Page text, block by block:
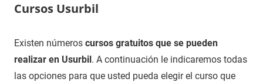
Cursos Usurbil
3
de
enero
Maria
Cursos
en
Gipuzkoa
Existen números cursos gratuitos que se pueden
realizar en Usurbil. A continuación le indicaremos todas
las opciones para que usted pueda elegir el curso que